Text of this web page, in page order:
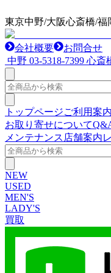
東京中野/大阪心斎橋/
会社概要
お問合せ
中野 03-5318-7399 心斎
トップページご利用案内
お取り寄せについて
メンテナンス 店舗案内
NEW
USED
MEN'S
LADY'S
買取